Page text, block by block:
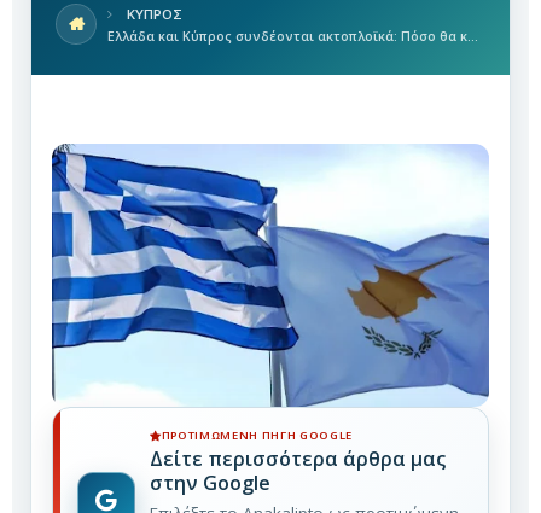
ΚΥΠΡΟΣ
Ελλάδα και Κύπρος συνδέονται ακτοπλοϊκά: Πόσο θα κοστίζει το εισιτήριο
ΠΡΟΤΙΜΏΜΕΝΗ ΠΗΓΉ GOOGLE
Δείτε περισσότερα άρθρα μας
στην Google